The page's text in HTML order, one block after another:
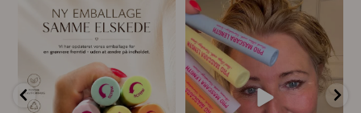
🌿 Ny emballage – samme
mascara, du elsker 💗
...
12
For første gang har vi samlet
alle fire Pro...
13